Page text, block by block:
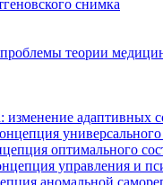
снимка
теории
изменение адаптивных
оптимального
управления и
аномальной